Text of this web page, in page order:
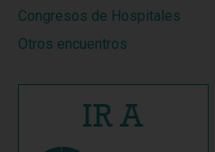
Congresos de Hospitales
Otros encuentros